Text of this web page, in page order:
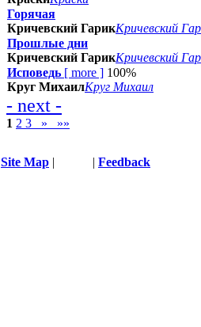
Горячая
Кричевский ГарикКричевский
Прошлые дни
Кричевский ГарикКричевский
Исповедь [ more ] 100%
Круг МихаилКруг Михаил
- next -
1 2 3 » »»
Site Map | | Feedback